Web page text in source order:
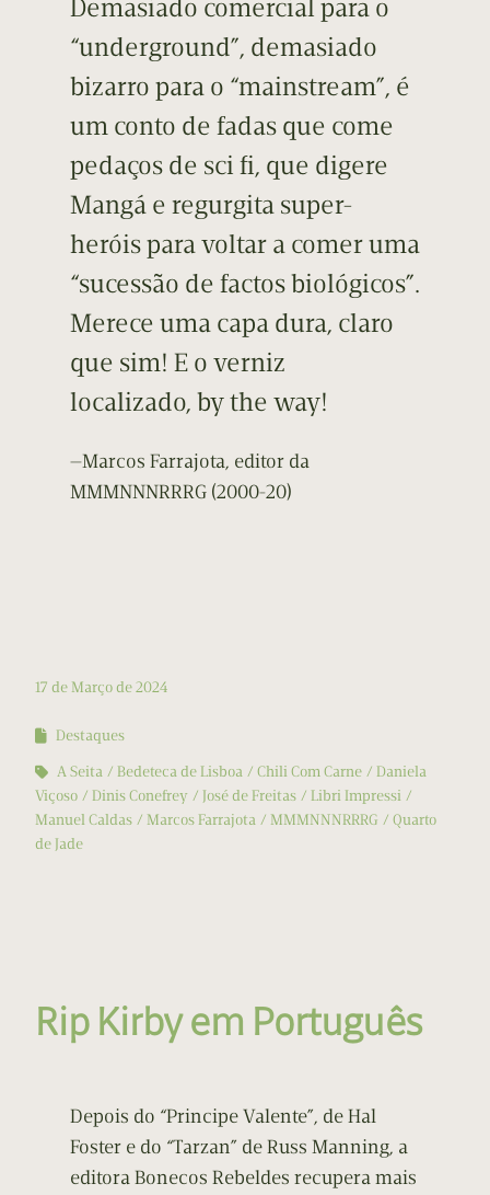
Demasiado comercial para o
“underground”, demasiado
bizarro para o “mainstream”, é
um conto de fadas que come
pedaços de sci fi, que digere
Mangá e regurgita super-
heróis para voltar a comer uma
“sucessão de factos biológicos”.
Merece uma capa dura, claro
que sim! E o verniz
localizado, by the way!
—Marcos Farrajota, editor da
MMMNNNRRRG (2000-20)
17 de Março de 2024
Destaques
A Seita
Bedeteca de Lisboa Chili Com Carne
Daniela
Viçoso
Dinis Conefrey José de Freitas
Libri Impressi
Manuel Caldas
Marcos Farrajota MMMNNNRRRG
Quarto
de Jade
Rip Kirby em Português
Depois do “Principe Valente”, de Hal
Foster e do “Tarzan” de Russ Manning, a
editora Bonecos Rebeldes recupera mais